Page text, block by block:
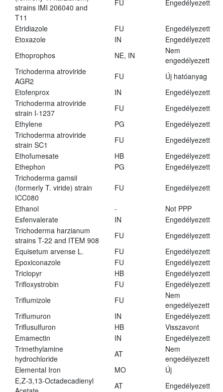
strains IMI 206040 and
T11
FU Engedélyezett
Etridiazole FU
Engedélyezett
Etoxazole
IN
Engedélyezett
Ethoprophos
NE, IN
Nem
engedélyezett
Trichoderma atroviride
AGR2
FU
Új hatóanyag
Etofenprox
IN
Engedélyezett
Trichoderma atroviride
strain I-1237
FU
Engedélyezett
Ethylene
PG
Engedélyezett
Trichoderma atroviride
strain SC1
FU
Engedélyezett
Ethofumesate
HB
Engedélyezett
Ethephon
PG
Engedélyezett
Trichoderma gamsii
(formerly T. viride) strain
ICC080
FU Engedélyezett
Ethanol -
Not PPP
Esfenvalerate
IN
Engedélyezett
Trichoderma harzianum
strains T-22 and ITEM 908
FU
Engedélyezett
Equisetum arvense L.
FU
Engedélyezett
Epoxiconazole
FU
Engedélyezett
Triclopyr
HB
Engedélyezett
Trifloxystrobin
FU
Engedélyezett
Triflumizole
FU
Nem
engedélyezett
Triflumuron
IN
Engedélyezett
Triflusulfuron
HB
Visszavont
Emamectin
IN
Engedélyezett
Trimethylamine
hydrochloride
AT
Nem
engedélyezett
Elemental Iron
MO
Új
E,Z-3,13-Octadecadienyl
AT
Engedélyezett